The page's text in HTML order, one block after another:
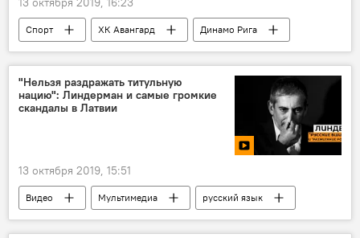
Спорт ХК Авангард
Динамо Рига
Гиртс Анкипанс
Боб Хартли
"Нельзя раздражать титульную
нацию": Линдерман и самые громкие
скандалы в Латвии
13 октября 2019, 15:51
Видео Мультимедиа
русский язык
русские
латыши
Латвия